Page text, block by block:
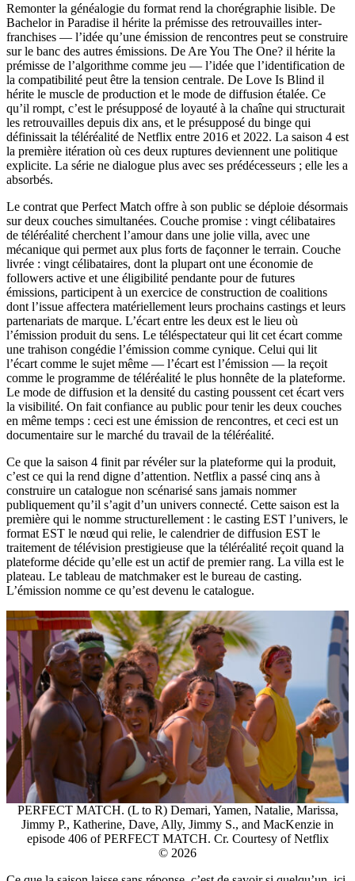
Remonter la généalogie du format rend la chorégraphie lisible. De
Bachelor in Paradise il hérite la prémisse des retrouvailles inter-
franchises — l’idée qu’une émission de rencontres peut se construire
sur le banc des autres émissions. De Are You The One? il hérite la
prémisse de l’algorithme comme jeu — l’idée que l’identification de
la compatibilité peut être la tension centrale. De Love Is Blind il
hérite le muscle de production et le mode de diffusion étalée. Ce
qu’il rompt, c’est le présupposé de loyauté à la chaîne qui structurait
les retrouvailles depuis dix ans, et le présupposé du binge qui
définissait la téléréalité de Netflix entre 2016 et 2022. La saison 4 est
la première itération où ces deux ruptures deviennent une politique
explicite. La série ne dialogue plus avec ses prédécesseurs ; elle les a
absorbés.
Le contrat que Perfect Match offre à son public se déploie désormais
sur deux couches simultanées. Couche promise : vingt célibataires
de téléréalité cherchent l’amour dans une jolie villa, avec une
mécanique qui permet aux plus forts de façonner le terrain. Couche
livrée : vingt célibataires, dont la plupart ont une économie de
followers active et une éligibilité pendante pour de futures
émissions, participent à un exercice de construction de coalitions
dont l’issue affectera matériellement leurs prochains castings et leurs
partenariats de marque. L’écart entre les deux est le lieu où
l’émission produit du sens. Le téléspectateur qui lit cet écart comme
une trahison congédie l’émission comme cynique. Celui qui lit
l’écart comme le sujet même — l’écart est l’émission — la reçoit
comme le programme de téléréalité le plus honnête de la plateforme.
Le mode de diffusion et la densité du casting poussent cet écart vers
la visibilité. On fait confiance au public pour tenir les deux couches
en même temps : ceci est une émission de rencontres, et ceci est un
documentaire sur le marché du travail de la téléréalité.
Ce que la saison 4 finit par révéler sur la plateforme qui la produit,
c’est ce qui la rend digne d’attention. Netflix a passé cinq ans à
construire un catalogue non scénarisé sans jamais nommer
publiquement qu’il s’agit d’un univers connecté. Cette saison est la
première qui le nomme structurellement : le casting EST l’univers, le
format EST le nœud qui relie, le calendrier de diffusion EST le
traitement de télévision prestigieuse que la téléréalité reçoit quand la
plateforme décide qu’elle est un actif de premier rang. La villa est le
plateau. Le tableau de matchmaker est le bureau de casting.
L’émission nomme ce qu’est devenu le catalogue.
PERFECT MATCH. (L to R) Demari, Yamen, Natalie, Marissa,
Jimmy P., Katherine, Dave, Ally, Jimmy S., and MacKenzie in
episode 406 of PERFECT MATCH. Cr. Courtesy of Netflix
© 2026